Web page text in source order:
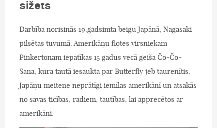
sižets
Darbība norisinās 19.gadsimta beigu Japānā, Nagasaki
pilsētas tuvumā. Amerikāņu flotes virsniekam
Pinkertonam iepatīkas 15 gadus vecā geiša Čo-Čo-
Sana, kura tautā iesaukta par Butterfly jeb taurenītis.
Japāņu meitene neprātīgi iemīlas amerikānī un atsakās
no savas ticības, radiem, tautības, lai apprecētos ar
amerikāni.